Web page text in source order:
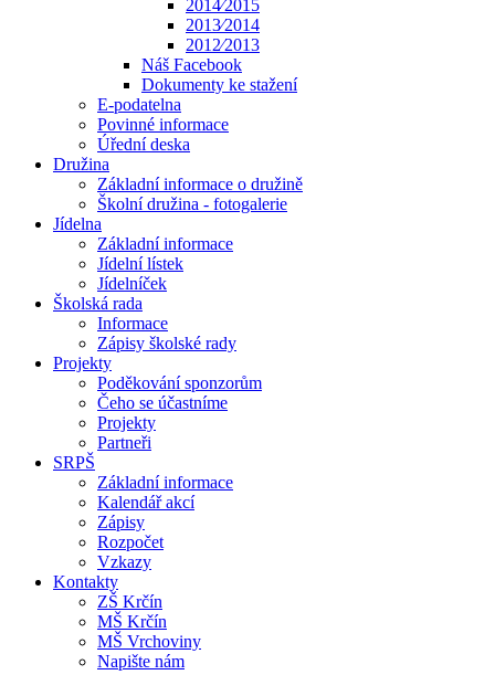
2014⁄2015
2013⁄2014
2012⁄2013
Náš Facebook
Dokumenty ke stažení
E-podatelna
Povinné informace
Úřední deska
Družina
Základní informace o družině
Školní družina - fotogalerie
Jídelna
Základní informace
Jídelní lístek
Jídelníček
Školská rada
Informace
Zápisy školské rady
Projekty
Poděkování sponzorům
Čeho se účastníme
Projekty
Partneři
SRPŠ
Základní informace
Kalendář akcí
Zápisy
Rozpočet
Vzkazy
Kontakty
ZŠ Krčín
MŠ Krčín
MŠ Vrchoviny
Napište nám